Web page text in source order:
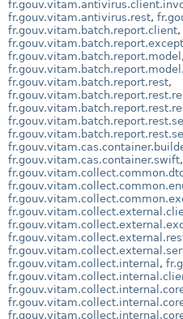
fr.gouv.vitam.antivirus.rest,
fr.gouv.vitam.batch.report.client,
fr.gouv.vitam.batch.report.model ,
fr.gouv.vitam.batch.report.rest,
fr.gouv.vitam.cas.container.swift,
fr.gouv.vitam.collect.internal ,